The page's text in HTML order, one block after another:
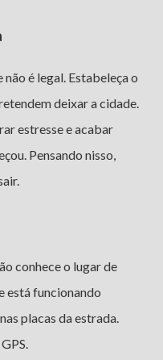
é legal. Estabeleça o
deixar a cidade.
estresse e acabar
Pensando nisso,
conhece o lugar de
está funcionando
placas da estrada.